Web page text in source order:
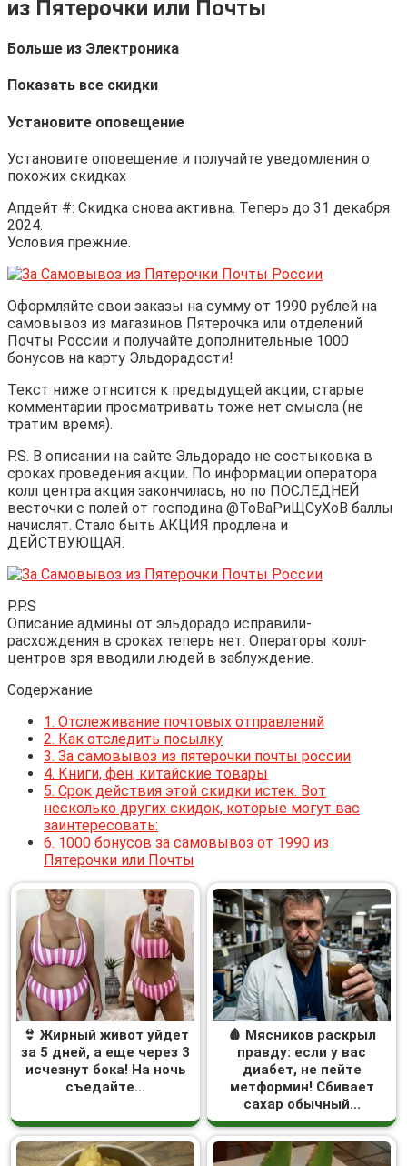
из Пятерочки или Почты
Больше из Электроника
Показать все скидки
Установите оповещение
Установите оповещение и получайте уведомления о
похожих скидках
Апдейт #: Скидка снова активна. Теперь до 31 декабря
2024.
Условия прежние.
Оформляйте свои заказы на сумму от 1990 рублей на
самовывоз из магазинов Пятерочка или отделений
Почты России и получайте дополнительные 1000
бонусов на карту Эльдорадости!
Текст ниже отнсится к предыдущей акции, старые
комментарии просматривать тоже нет смысла (не
тратим время).
P.S. В описании на сайте Эльдорадо не состыковка в
сроках проведения акции. По информации оператора
колл центра акция закончилась, но по ПОСЛЕДНЕЙ
весточки с полей от господина @ТоВаРиЩСуХоВ баллы
начислят. Стало быть АКЦИЯ продлена и
ДЕЙСТВУЮЩАЯ.
P.P.S
Описание админы от эльдорадо исправили-
расхождения в сроках теперь нет. Операторы колл-
центров зря вводили людей в заблуждение.
Содержание
1. Отслеживание почтовых отправлений
2. Как отследить посылку
3. За самовывоз из пятерочки почты россии
4. Книги, фен, китайские товары
5. Срок действия этой скидки истек. Вот
несколько других скидок, которые могут вас
заинтересовать:
6. 1000 бонусов за самовывоз от 1990 из
Пятерочки или Почты
👙 Жирный живот уйдет
за 5 дней, а еще через 3
исчезнут бока! На ночь
съедайте...
🩸 Мясников раскрыл
правду: если у вас
диабет, не пейте
метформин! Сбивает
сахар обычный...